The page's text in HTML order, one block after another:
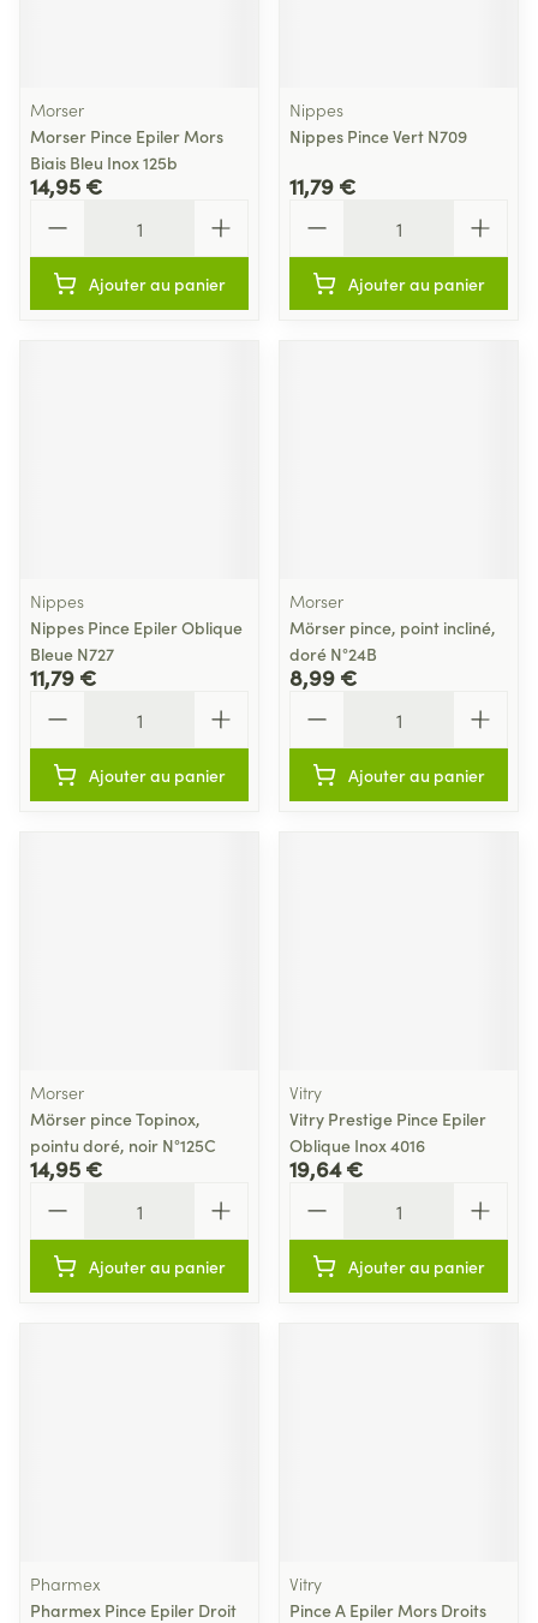
Morser
Morser Pince Epiler Mors
Biais Bleu Inox 125b
14,95 €
Ajouter au panier
Nippes
Nippes Pince Vert N709
11,79 €
Ajouter au panier
Nippes
Nippes Pince Epiler Oblique
Bleue N727
11,79 €
Ajouter au panier
Morser
Mörser pince, point incliné,
doré N°24B
8,99 €
Ajouter au panier
Morser
Mörser pince Topinox,
pointu doré, noir N°125C
14,95 €
Ajouter au panier
Vitry
Vitry Prestige Pince Epiler
Oblique Inox 4016
19,64 €
Ajouter au panier
Pharmex
Pharmex Pince Epiler Droit
Vitry
Pince A Epiler Mors Droits